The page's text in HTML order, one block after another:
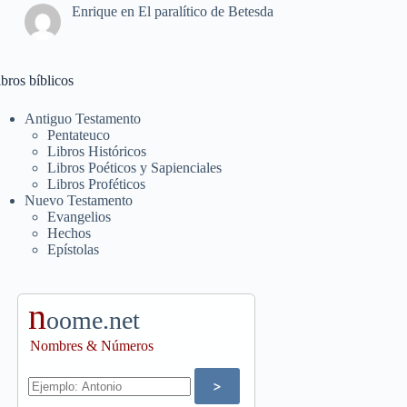
Enrique enEl paralítico de Betesda
bíblicos
Antiguo Testamento
Pentateuco
Libros Históricos
Libros Poéticos y Sapienciales
Libros Proféticos
Nuevo Testamento
Evangelios
Hechos
Epístolas
noome.net
Nombres & Números